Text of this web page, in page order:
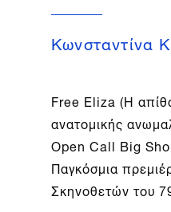
Κωνσταντίνα
Free Eliza (Η
ανατομικής
Open Call Big
Παγκόσμια
Σκηνοθετών του